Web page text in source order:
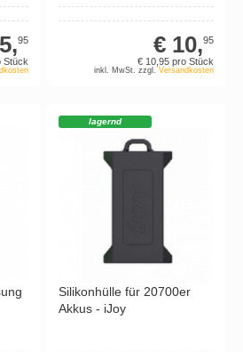
95
Stück
€ 10,95
€ 10, 95 pro Stück
inkl. MwSt. zzgl. Versandkosten
lagernd
Silikonhülle für 20700er
Akkus - iJoy